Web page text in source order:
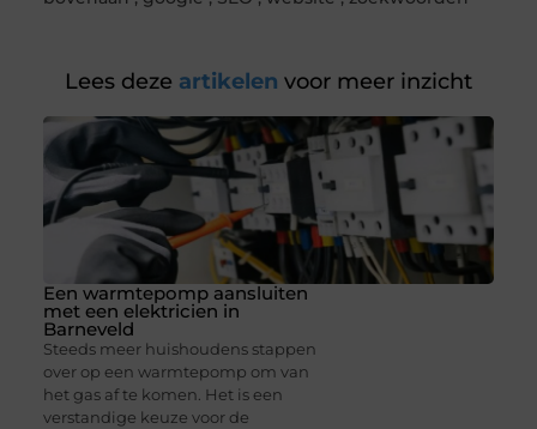
Lees deze artikelen voor meer inzicht
Een warmtepomp aansluiten
met een elektricien in
Barneveld
Steeds meer huishoudens stappen
over op een warmtepomp om van
het gas af te komen. Het is een
verstandige keuze voor de